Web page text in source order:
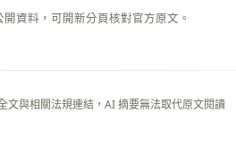
資料，可開新分頁核對官方原文。
與相關法規連結，AI 摘要無法取代原文閱讀